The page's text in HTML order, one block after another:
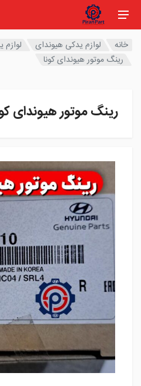
خانه لوازم یدکی هیوندای
لوازم
رینگ موتور هیوندای کونا
رینگ موتور هیوندای